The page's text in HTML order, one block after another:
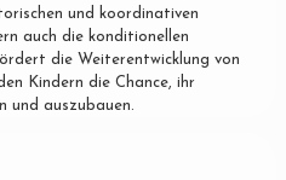
und koordinativen
auch die konditionellen
die Weiterentwicklung von
Kindern die Chance, ihr
und auszubauen.